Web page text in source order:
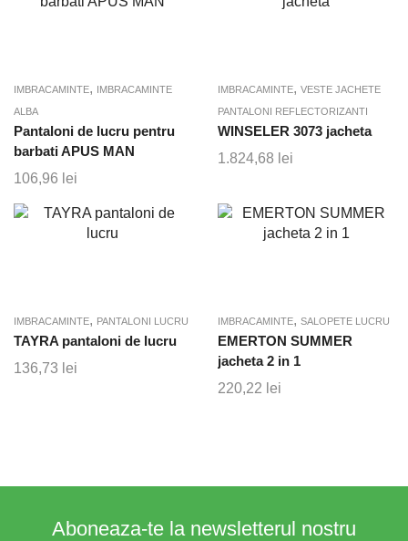
IMBRACAMINTE, IMBRACAMINTE
ALBA
Pantaloni de lucru pentru
barbati APUS MAN
106,96 lei
IMBRACAMINTE, VESTE JACHETE
PANTALONI REFLECTORIZANTI
WINSELER 3073 jacheta
1.824,68 lei
IMBRACAMINTE, PANTALONI LUCRU
TAYRA pantaloni de lucru
136,73 lei
IMBRACAMINTE, SALOPETE LUCRU
EMERTON SUMMER
jacheta 2 in 1
220,22 lei
Aboneaza-te la newsletterul nostru